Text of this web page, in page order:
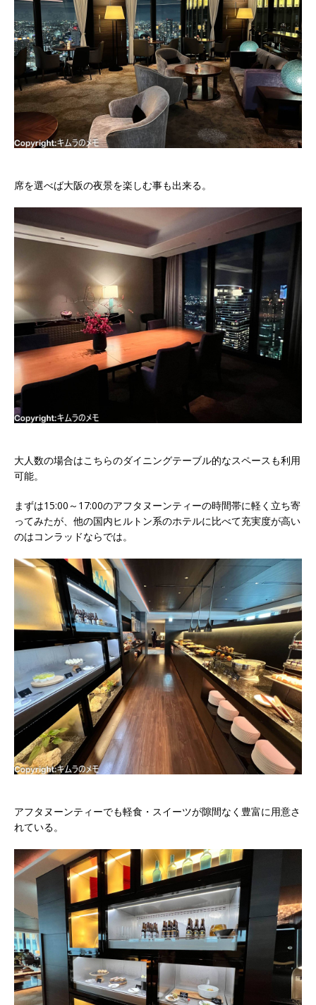
席を選べば大阪の夜景を楽しむ事も出来る。
大人数の場合はこちらのダイニングテーブル的なスペースも利用
可能。
まずは15:00～17:00のアフタヌーンティーの時間帯に軽く立ち寄
ってみたが、他の国内ヒルトン系のホテルに比べて充実度が高い
のはコンラッドならでは。
アフタヌーンティーでも軽食・スイーツが隙間なく豊富に用意さ
れている。